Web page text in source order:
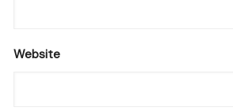
Website